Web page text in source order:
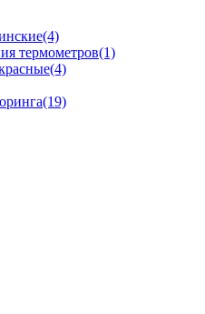
(4)
термометров(1)
(4)
(19)